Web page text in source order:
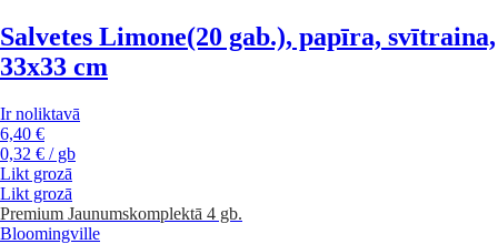
Salvetes Limone(20 gab.), papīra, svītraina,
33x33 cm
Ir noliktavā
6,40 €
0,32 € / gb
Likt grozā
Likt grozā
Premium Jaunumskomplektā 4 gb.
Bloomingville